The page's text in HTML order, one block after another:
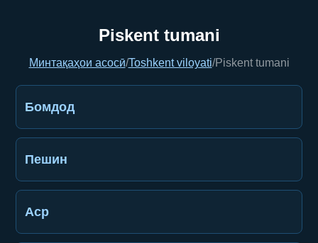
Piskent tumani
Минтақаҳои асосӣ/Toshkent viloyati/Piskent tumani
Бомдод
Пешин
Аср